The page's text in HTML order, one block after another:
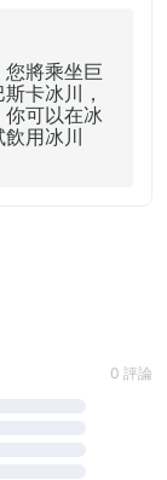
將乘坐巨
卡冰川，
你可以在冰
用冰川
0 評論